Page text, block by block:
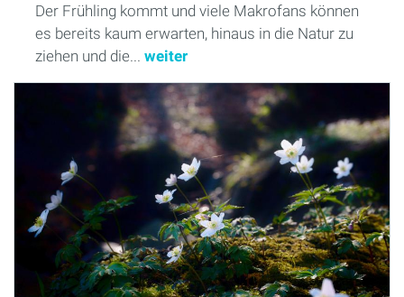
Der Frühling kommt und viele Makrofans können
es bereits kaum erwarten, hinaus in die Natur zu
ziehen und die... weiter